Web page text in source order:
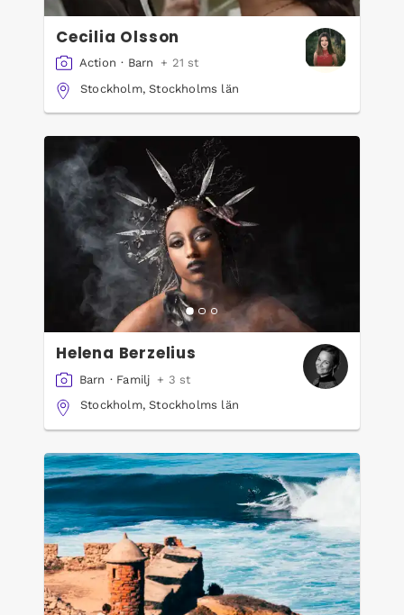
Cecilia Olsson
Action · Barn
+ 21 st
Stockholm, Stockholms län
Helena Berzelius
Barn · Familj + 3 st
Stockholm, Stockholms län